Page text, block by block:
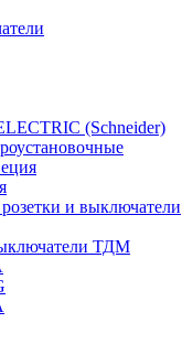
(Schneider)
и выключатели
ТДМ